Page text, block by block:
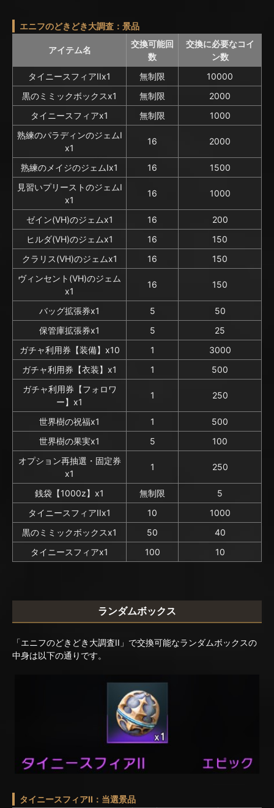
エニフのどきどき大調査：景品
アイテム名
交換可能回
数
交換に必要なコイ
ン数
タイニースフィアIIx1
無制限
10000
黒のミミックボックスx1
無制限
2000
タイニースフィアx1
無制限
1000
熟練のパラディンのジェムI
x1
16 2000
熟練のメイジのジェムIx1 16
1500
見習いプリーストのジェムI
x1
16 1000
ゼイン(VH)のジェムx1 16
200
ヒルダ(VH)のジェムx1
16
150
クラリス(VH)のジェムx1
16
150
ヴィンセント(VH)のジェム
x1
16 150
バッグ拡張券x1 5
50
保管庫拡張券x1
5
25
ガチャ利用券【装備】x10
1
3000
ガチャ利用券【衣装】x1
1
500
ガチャ利用券【フォロワ
ー】x1
1 250
世界樹の祝福x1 1
500
世界樹の果実x1
5
100
オプション再抽選・固定券
x1
1 250
銭袋【1000z】x1 無制限
5
タイニースフィアIIx1
10
1000
黒のミミックボックスx1
50
40
タイニースフィアx1
100 10
ランダムボックス
「エニフのどきどき大調査II」で交換可能なランダムボックスの
中身は以下の通りです。
タイニースフィアII：当選景品